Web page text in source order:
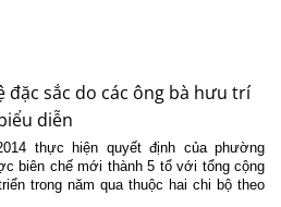
đặc sắc do các ông bà hưu trí
diễn
thực hiện quyết định của phường
biên chế mới thành 5 tổ với tổng cộng
trong năm qua thuộc hai chi bộ theo